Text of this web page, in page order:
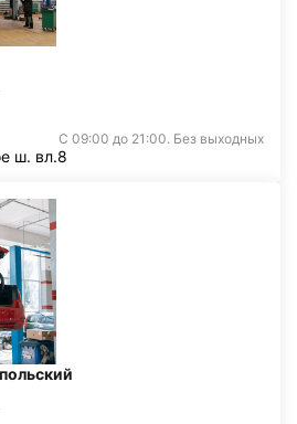
С 09:00 до 21:00. Без выходных
ш. вл.8